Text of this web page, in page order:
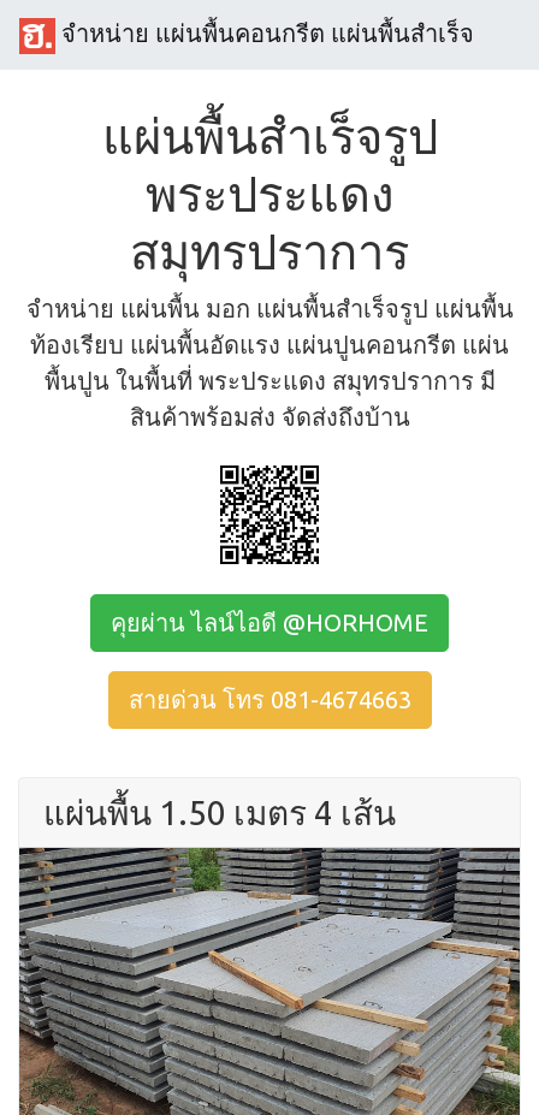
จำหน่าย แผ่นพื้นคอนกรีต แผ่นพื้นสำเร็จ
แผ่นพื้นสำเร็จรูป
พระประแดง
สมุทรปราการ
จำหน่าย แผ่นพื้น มอก แผ่นพื้นสำเร็จรูป แผ่นพื้น
ท้องเรียบ แผ่นพื้นอัดแรง แผ่นปูนคอนกรีต แผ่น
พื้นปูน ในพื้นที่ พระประแดง สมุทรปราการ มี
สินค้าพร้อมส่ง จัดส่งถึงบ้าน
คุยผ่าน ไลน์ไอดี @HORHOME
สายด่วน โทร 081-4674663
แผ่นพื้น 1.50 เมตร 4 เส้น